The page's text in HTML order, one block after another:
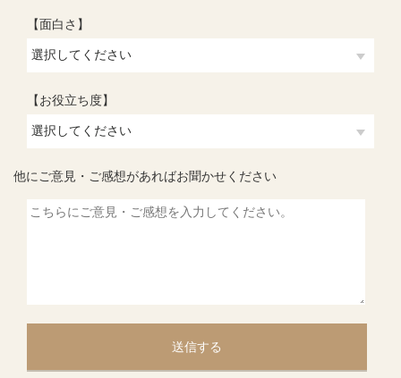
【面白さ】
【お役立ち度】
他にご意見・ご感想があればお聞かせください
送信する